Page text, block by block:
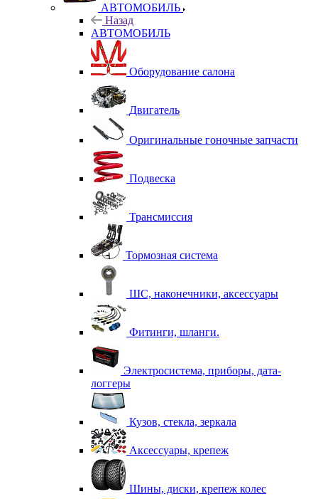
АВТОМОБИЛЬ
Назад
АВТОМОБИЛЬ
Оборудование салона
Двигатель
Оригинальные гоночные запчасти
Подвеска
Трансмиссия
Тормозная система
ШС, наконечники, аксессуары
Фитинги, шланги.
Электросистема, приборы, дата-
логгеры
Кузов, стекла, зеркала
Аксессуары, крепеж
Шины, диски, крепеж колес